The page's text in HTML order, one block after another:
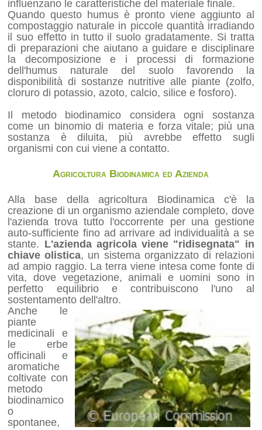
influenzano le caratteristiche del materiale finale.
Quando questo humus è pronto viene aggiunto al
compostaggio naturale in piccole quantità irradiando
il suo effetto in tutto il suolo gradatamente. Si tratta
di preparazioni che aiutano a guidare e disciplinare
la decomposizione e i processi di formazione
dell'humus naturale del suolo favorendo la
disponibilità di sostanze nutritive alle piante (zolfo,
cloruro di potassio, azoto, calcio, silice e fosforo).
Il metodo biodinamico considera ogni sostanza
come un binomio di materia e forza vitale; più una
sostanza è diluita, più avrebbe effetto sugli
organismi con cui viene a contatto.
Agricoltura Biodinamica ed Azienda
Alla base della agricoltura Biodinamica c'è la
creazione di un organismo aziendale completo, dove
l'azienda trova tutto l'occorrente per una gestione
auto-sufficiente fino ad arrivare ad individualità a se
stante. L'azienda agricola viene "ridisegnata" in
chiave olistica, un sistema organizzato di relazioni
ad ampio raggio. La terra viene intesa come fonte di
vita, dove vegetazione, animali e uomini sono in
perfetto equilibrio e contribuiscono l'uno al
sostentamento dell'altro.
Anche le
piante
medicinali e
le erbe
officinali e
aromatiche
coltivate con
metodo
biodinamico
o
spontanee,